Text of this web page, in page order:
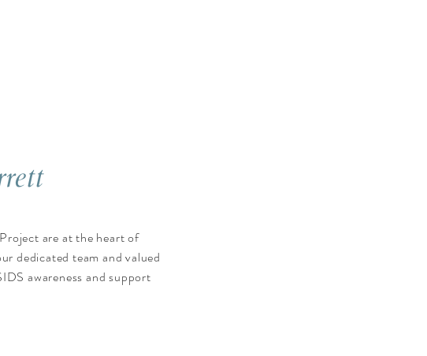
are at the heart of
dedicated team and valued
awareness and support